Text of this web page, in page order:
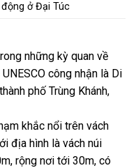
ở Đại Túc
những kỳ quan về
công nhận là Di
phố Trùng Khánh,
khắc nổi trên vách
địa hình là vách núi
rộng nơi tới 30m, có